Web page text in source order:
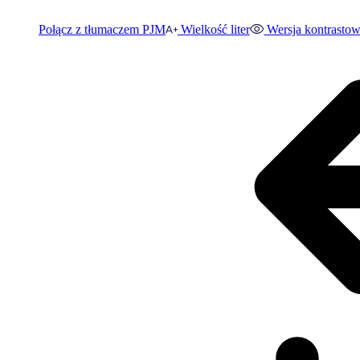
Połącz z tłumaczem PJM Wielkość liter Wersja